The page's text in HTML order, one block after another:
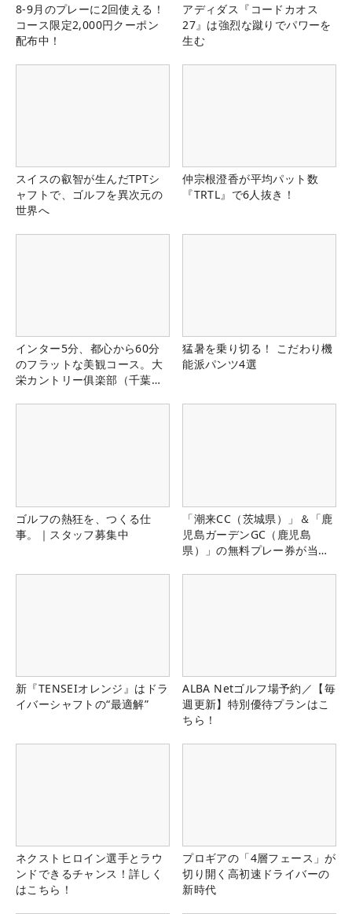
8-9月のプレーに2回使える！
コース限定2,000円クーポン
配布中！
アディダス『コードカオス
27』は強烈な蹴りでパワーを
生む
スイスの叡智が生んだTPTシ
ャフトで、ゴルフを異次元の
世界へ
仲宗根澄香が平均パット数
『TRTL』で6人抜き！
インター5分、都心から60分
のフラットな美観コース。大
栄カントリー俱楽部（千葉
猛暑を乗り切る！ こだわり機
能派パンツ4選
ゴルフの熱狂を、つくる仕
事。｜スタッフ募集中
「潮来CC（茨城県）」＆「鹿
児島ガーデンGC（鹿児島
県）」の無料プレー券が当た
新『TENSEIオレンジ』はドラ
イバーシャフトの“最適解”
ALBA Netゴルフ場予約／【毎
週更新】特別優待プランはこ
ちら！
ネクストヒロイン選手とラウ
ンドできるチャンス！詳しく
はこちら！
プロギアの「4層フェース」が
切り開く高初速ドライバーの
新時代